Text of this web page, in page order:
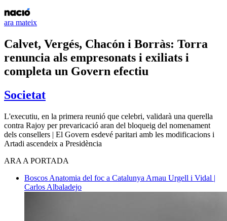
ara mateix
Calvet, Vergés, Chacón i Borràs: Torra
renuncia als empresonats i exiliats i
completa un Govern efectiu
Societat
L'executiu, en la primera reunió que celebri, validarà una querella
contra Rajoy per prevaricació aran del bloqueig del nomenament
dels consellers | El Govern esdevé paritari amb les modificacions i
Artadi ascendeix a Presidència
ARA A PORTADA
Boscos Anatomia del foc a Catalunya Arnau Urgell i Vidal |
Carlos Albaladejo